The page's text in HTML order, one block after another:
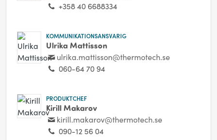
+358 40 6688334
KOMMUNIKATIONSANSVARIG
Ulrika Mattisson
ulrika.mattisson@thermotech.se
060-64 70 94
PRODUKTCHEF
Kirill Makarov
kirill.makarov@thermotech.se
090-12 56 04